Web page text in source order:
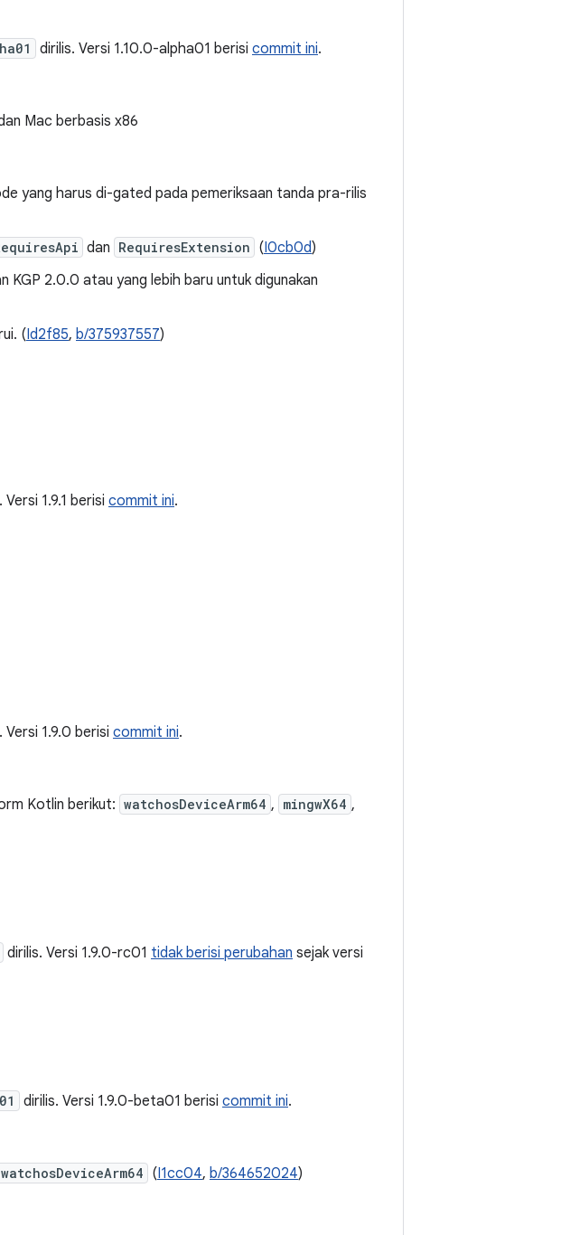
dirilis. Versi 1.10.0-alpha01 berisi commit ini.
Mac berbasis x86
yang harus di-gated pada pemeriksaan tanda pra-rilis
dan RequiresExtension (I0cb0d)
KGP 2.0.0 atau yang lebih baru untuk digunakan
(Id2f85, b/375937557)
Versi 1.9.1 berisi commit ini.
Versi 1.9.0 berisi commit ini.
Kotlin berikut: watchosDeviceArm64 , mingwX64 ,
dirilis. Versi 1.9.0-rc01 tidak berisi perubahan sejak versi
dirilis. Versi 1.9.0-beta01 berisi commit ini.
watchosDeviceArm64 (I1cc04, b/364652024)